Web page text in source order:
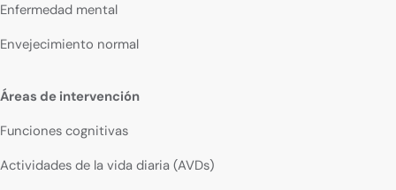
Enfermedad mental
Envejecimiento normal
Áreas de intervención
Funciones cognitivas
Actividades de la vida diaria (AVDs)